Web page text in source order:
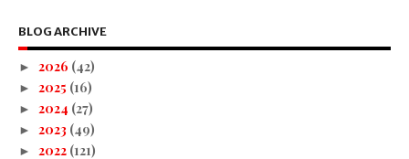
BLOG ARCHIVE
► 2026 (42)
► 2025 (16)
► 2024 (27)
► 2023 (49)
► 2022 (121)